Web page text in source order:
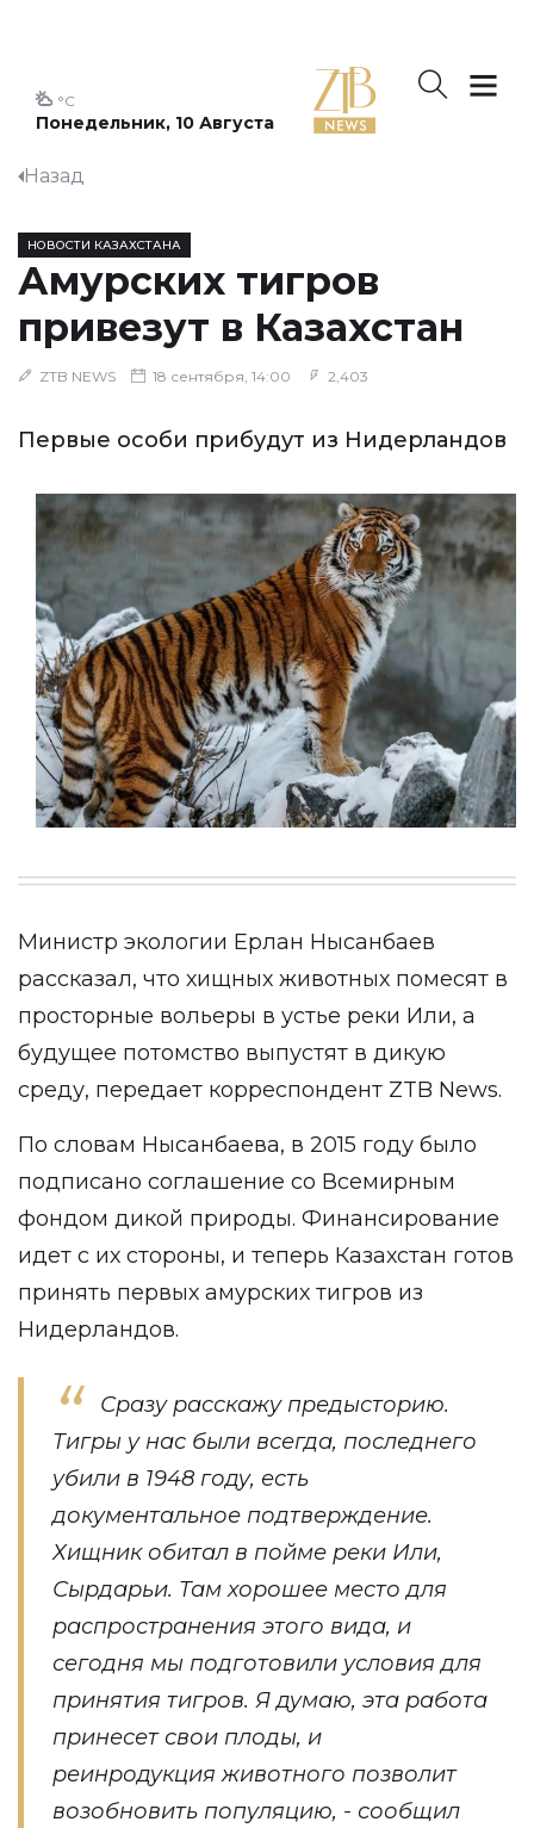
Понедельник, 10 Августа
°C
Назад
НОВОСТИ КАЗАХСТАНА
Амурских тигров
привезут в Казахстан
ZTB NEWS 18 сентября, 14:00 2,403
Первые особи прибудут из Нидерландов
Министр экологии Ерлан Нысанбаев
рассказал, что хищных животных помесят в
просторные вольеры в устье реки Или, а
будущее потомство выпустят в дикую
среду, передает корреспондент ZTB News.
По словам Нысанбаева, в 2015 году было
подписано соглашение со Всемирным
фондом дикой природы. Финансирование
идет с их стороны, и теперь Казахстан готов
принять первых амурских тигров из
Нидерландов.
Сразу расскажу предысторию.
Тигры у нас были всегда, последнего
убили в 1948 году, есть
документальное подтверждение.
Хищник обитал в пойме реки Или,
Сырдарьи. Там хорошее место для
распространения этого вида, и
сегодня мы подготовили условия для
принятия тигров. Я думаю, эта работа
принесет свои плоды, и
реинродукция животного позволит
возобновить популяцию, - сообщил